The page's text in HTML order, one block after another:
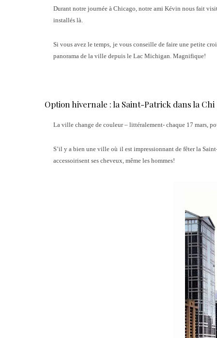
Durant notre journée à Chicago, notre ami Kévin nous fait
installés là.
Si vous avez le temps, je vous conseille de faire une petite
panorama de la ville depuis le Lac Michigan. Magnifique!
Option hivernale : la Saint-Patrick dans la Chi
La ville change de couleur – littéralement- chaque 17 mars,
S’il y a bien une ville où il est impressionnant de fêter la
accessoirisent ses cheveux, même les hommes!